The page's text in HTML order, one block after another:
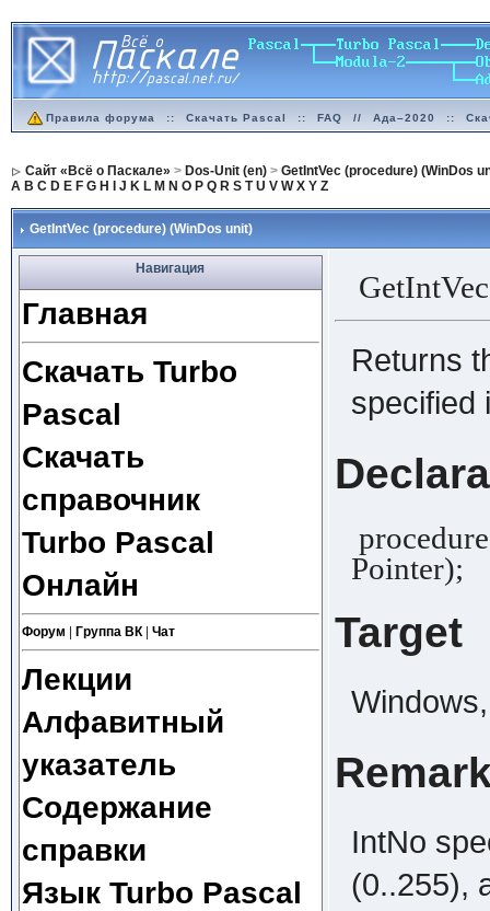
Правила форума :: Скачать Pascal :: FAQ // Ада–2020 ::
Сайт «Всё о Паскале» > Dos-Unit (en)> GetIntVec (procedure) (WinDos
A B C D E F G H J K L M N O P Q R S T U V W X Y Z
GetIntVec (procedure) (WinDos unit)
Навигация
Главная
Скачать Turbo
Pascal
Скачать
справочник
Turbo Pascal
Онлайн
Форум Группа ВК| Чат
Лекции
Алфавитный
указатель
Содержание
справки
Язык Turbo Pascal
Returns
specified
Pointer);
Target
IntNo
(0..255),